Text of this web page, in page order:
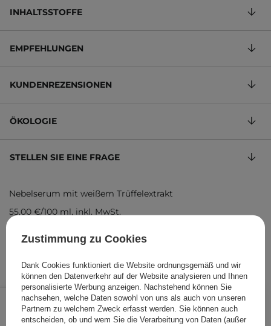
27,50 € /Stk.
IN DEN WARENKORB
INHALTSSTOFFE
EMPFEHLUNGEN
KUNDENREZENSIONEN
ÖKOLOGIE
STELLEN SIE EINE FRAGE
Nebelserum mit weißem Trüffelextrakt
55,00 €/100 ml, inkl. MwSt.
Zustimmung zu Cookies
Dank Cookies funktioniert die Website ordnungsgemäß und wir
können den Datenverkehr auf der Website analysieren und Ihnen
personalisierte Werbung anzeigen. Nachstehend können Sie
nachsehen, welche Daten sowohl von uns als auch von unseren
Partnern zu welchem Zweck erfasst werden. Sie können auch
entscheiden, ob und wem Sie die Verarbeitung von Daten (außer